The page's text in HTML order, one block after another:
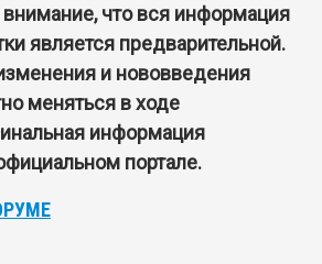
что вся информация
является предварительной.
и нововведения
меняться в ходе
информация
портале.